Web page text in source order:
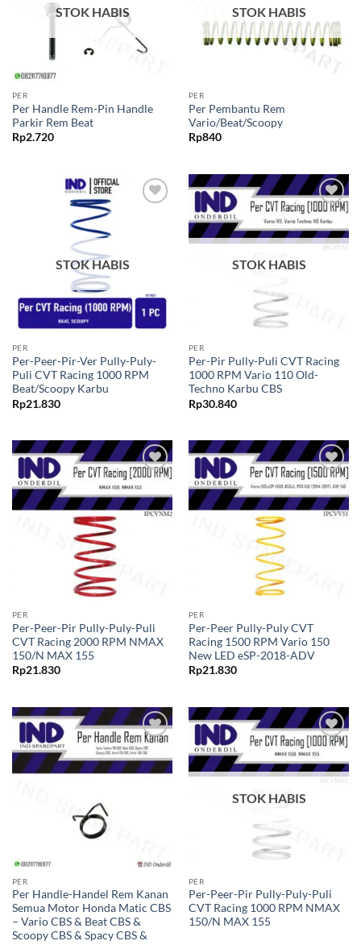
STOK HABIS
PER
Per Handle Rem-Pin Handle
Parkir Rem Beat
Rp2.720
STOK HABIS
PER
Per Pembantu Rem
Vario/Beat/Scoopy
Rp840
STOK HABIS
PER
Per-Peer-Pir-Ver Pully-Puly-
Puli CVT Racing 1000 RPM
Beat/Scoopy Karbu
Rp21.830
Tambahkan
ke Wishlist
STOK HABIS
PER
Per-Pir Pully-Puli CVT Racing
1000 RPM Vario 110 Old-
Techno Karbu CBS
Rp30.840
Tambahkan
ke Wishlist
PER
Per-Peer-Pir Pully-Puly-Puli
CVT Racing 2000 RPM NMAX
150/N MAX 155
Rp21.830
Tambahkan
ke Wishlist
PER
Per-Peer Pully-Puly CVT
Racing 1500 RPM Vario 150
New LED eSP-2018-ADV
Rp21.830
Tambahkan
ke Wishlist
PER
Per Handle-Handel Rem Kanan
Semua Motor Honda Matic CBS
– Vario CBS & Beat CBS &
Scoopy CBS & Spacy CBS &
Tambahkan
ke Wishlist
STOK HABIS
PER
Per-Peer-Pir Pully-Puly-Puli
CVT Racing 1000 RPM NMAX
150/N MAX 155